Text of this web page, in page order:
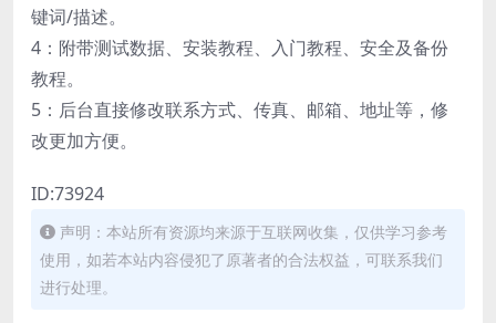
键词/描述。
4：附带测试数据、安装教程、入门教程、安全及备份
教程。
5：后台直接修改联系方式、传真、邮箱、地址等，修
改更加方便。
ID:73924
声明：本站所有资源均来源于互联网收集，仅供学习参考
使用，如若本站内容侵犯了原著者的合法权益，可联系我们
进行处理。